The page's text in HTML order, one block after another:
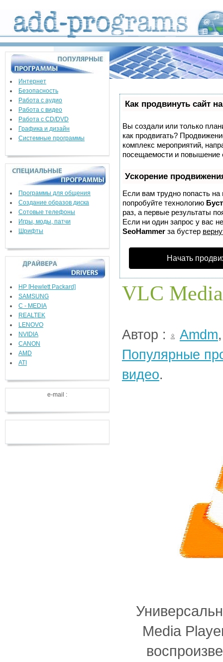
Как продвинуть сайт
Вы создали или только
как продвигать?
комплекс мероприятий,
посещаемости и повышение
Ускорение
Если вам трудно попасть
попробуйте технологию Буст
раз, а первые результаты
Если ни один запрос у вас
SeoHammer за бустер
Начать
VLC
Автор : Amdm
Популярные
видео.
Media
Интернет
Безопасность
Работа с аудио
Работа с видео
Работа с CD/DVD
Графика и дизайн
Системные программы
Программы для общения
Создание образов диска
Сотовые телефоны
Игры, моды, патчи
Шрифты
HP [Hewlett Packard]
SAMSUNG
C - MEDIA
REALTEK
LENOVO
NVIDIA
CANON
AMD
ATI
e-mail :